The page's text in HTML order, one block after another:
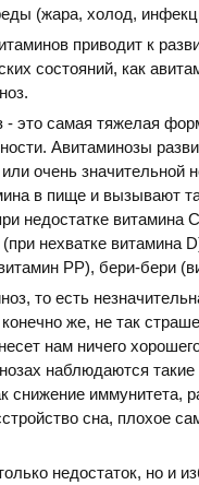
(жара, холод,
приводит к
состояний, как
- это самая тяжелая
Авитаминозы
очень значительной
в пище и вызывают
недостатке витамина
нехватке витамина
PP), бери-бери
то есть
же, не так
нам ничего
наблюдаются
снижение иммунитета,
сна, плохое
недостаток, но и